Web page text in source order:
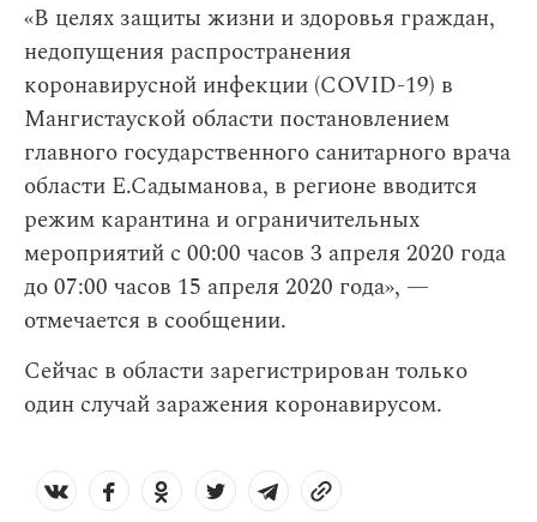
«В целях защиты жизни и здоровья граждан,
недопущения распространения
коронавирусной инфекции (COVID-19) в
Мангистауской области постановлением
главного государственного санитарного врача
области Е.Садыманова, в регионе вводится
режим карантина и ограничительных
мероприятий с 00:00 часов 3 апреля 2020 года
до 07:00 часов 15 апреля 2020 года», —
отмечается в сообщении.
Сейчас в области зарегистрирован только
один случай заражения коронавирусом.